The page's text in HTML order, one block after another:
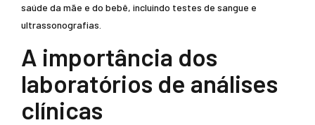
saúde da mãe e do bebê, incluindo testes de sangue e
ultrassonografias.
A importância dos
laboratórios de análises
clínicas